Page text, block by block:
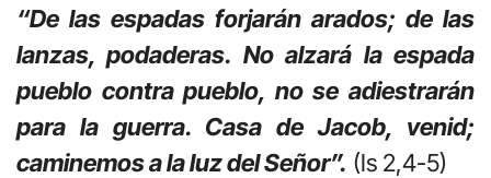
“De las espadas forjarán arados; de las
lanzas, podaderas. No alzará la espada
pueblo contra pueblo, no se adiestrarán
para la guerra. Casa de Jacob, venid;
caminemos a la luz del Señor”. (Is 2,4-5)